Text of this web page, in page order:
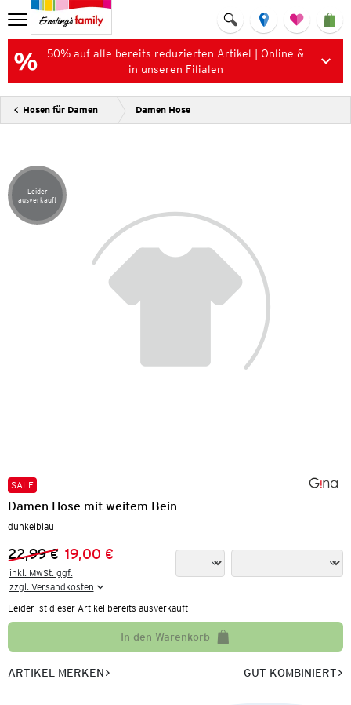
50% auf alle bereits reduzierten Artikel | Online &
in unseren Filialen
Hosen für Damen Damen Hose
Artikel leider ausverkauft
Leider
ausverkauft
SALE
Damen Hose mit weitem Bein
dunkelblau
Vorheriger Preis:
22,99 €
Neuer Preis:19,00 €
inkl. MwSt. ggf.
zzgl. Versandkosten
Leider ist dieser Artikel bereits ausverkauft
In den Warenkorb
ARTIKEL MERKEN GUT KOMBINIERT